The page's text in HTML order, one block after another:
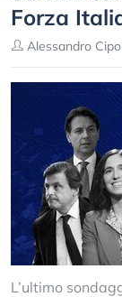
Forza
Alessandro
L’ultimo